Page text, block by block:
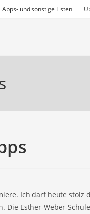
Apps- und sonstige Listen
Ich darf heute stolz
Die Esther-Weber-